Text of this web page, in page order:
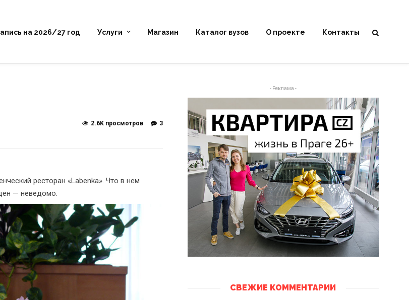
на 2026/27 год Услуги Магазин Каталог вузов О проекте Контакты
3
2.6K просмотров
ресторан «Labenka». Что в нем
— неведомо.
- Реклама -
СВЕЖИЕ КОММЕНТАРИИ